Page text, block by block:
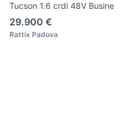
Tucson 1.6 crdi 48V Busine
29.900 €
Rattix Padova